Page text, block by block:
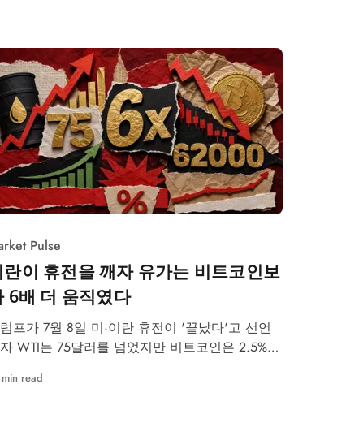
Pulse
란이 휴전을 깨자 유가는 비트코인보
6배 더 움직였다
프가 7월 8일 미·이란 휴전이 '끝났다'고 선언
WTI는 75달러를 넘었지만 비트코인은 2.5%
read